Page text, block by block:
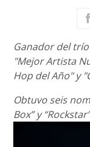
Ganador del
"Mejor Artista
Hop del Año" y
Obtuvo seis
Box” y